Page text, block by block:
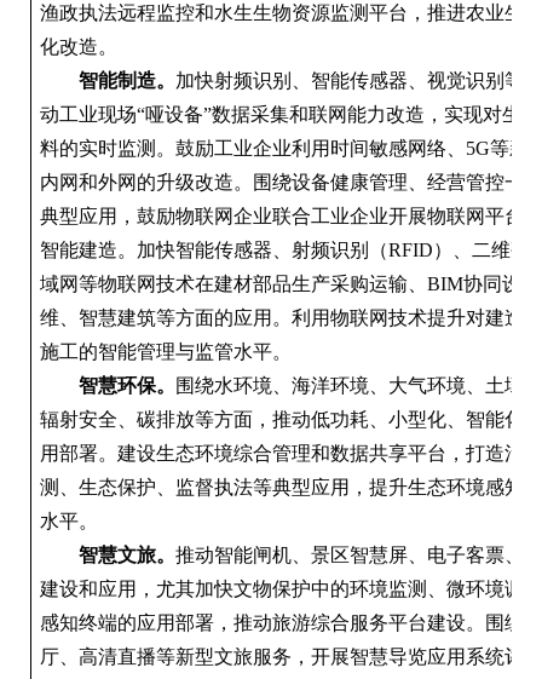
渔政执法远程监控和水生生物资源监测平台，推进农业生
化改造。
智能制造。 加快射频识别、智能传感器、视觉识别等
动工业现场“哑设备”数据采集和联网能力改造，实现对生
料的实时监测。鼓励工业企业利用时间敏感网络、5G等新
内网和外网的升级改造。围绕设备健康管理、经营管控一
典型应用，鼓励物联网企业联合工业企业开展物联网平台
智能建造。加快智能传感器、射频识别（RFID）、二维码
域网等物联网技术在建材部品生产采购运输、BIM协同设
维、智慧建筑等方面的应用。利用物联网技术提升对建造
施工的智能管理与监管水平。
智慧环保。
围绕水环境、海洋环境、大气环境、土壤
辐射安全、碳排放等方面，推动低功耗、小型化、智能化
用部署。建设生态环境综合管理和数据共享平台，打造污
测、生态保护、监督执法等典型应用，提升生态环境感知
水平。
智慧文旅。 推动智能闸机、景区智慧屏、电子客票、
建设和应用，尤其加快文物保护中的环境监测、微环境调
感知终端的应用部署，推动旅游综合服务平台建设。围绕
厅、高清直播等新型文旅服务，开展智慧导览应用系统评